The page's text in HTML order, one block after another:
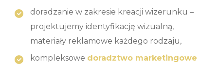
doradzanie w zakresie kreacji wizerunku –
projektujemy identyfikację wizualną,
materiały reklamowe każdego rodzaju,
kompleksowe doradztwo marketingowe